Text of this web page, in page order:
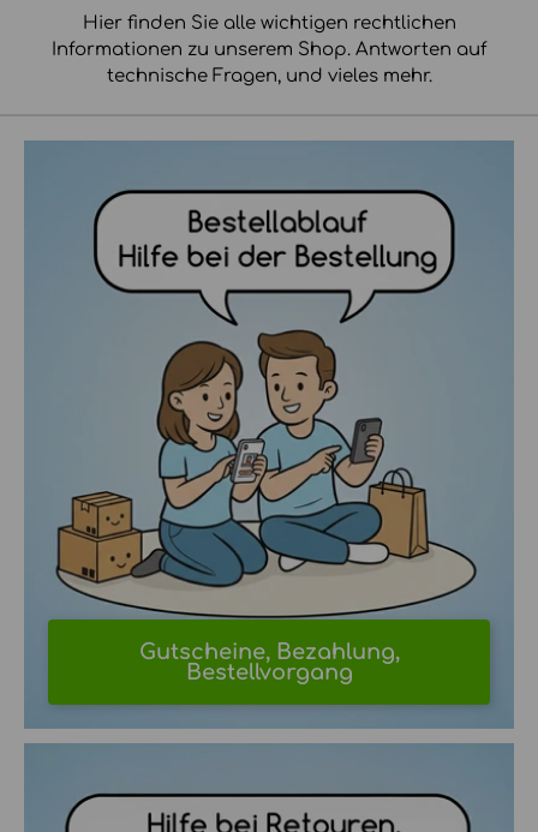
Hier finden Sie alle wichtigen rechtlichen
Informationen zu unserem Shop. Antworten auf
technische Fragen, und vieles mehr.
Gutscheine, Bezahlung,
Bestellvorgang